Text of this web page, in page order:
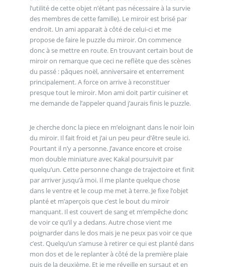
l’utilité de cette objet n’étant pas nécessaire à la survie
des membres de cette famille). Le miroir est brisé par
endroit. Un ami apparait à côté de celui-ci et me
propose de faire le puzzle du miroir. On commence
donc à se mettre en route. En trouvant certain bout de
miroir on remarque que ceci ne reflète que des scènes
du passé : pâques noël, anniversaire et enterrement
principalement. A force on arrive à reconstituer
presque tout le miroir. Mon ami doit partir cuisiner et
me demande de l’appeler quand j’aurais finis le puzzle.
Je cherche donc la piece en m’eloignant dans le noir loin
du miroir. Il fait froid et j’ai un peu peur d’être seule ici.
Pourtant il n’y a personne. J’avance encore et croise
mon double miniature avec Kakal poursuivit par
quelqu’un. Cette personne change de trajectoire et finit
par arriver jusqu’à moi. Il me plante quelque chose
dans le ventre et le coup me met à terre. Je fixe l’objet
planté et m’aperçois que c’est le bout du miroir
manquant. Il est couvert de sang et m’empêche donc
de voir ce qu’il y a dedans. Autre chose vient me
poignarder dans le dos mais je ne peux pas voir ce que
c’est. Quelqu’un s’amuse à retirer ce qui est planté dans
mon dos et de le replanter à côté de la première plaie
puis de la deuxième. Et je me réveille en sursaut et en